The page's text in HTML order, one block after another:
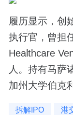
履历显示，创
执行官，曾担
Healthcare
人。持有马萨
加州大学伯克
拆解IPO 港